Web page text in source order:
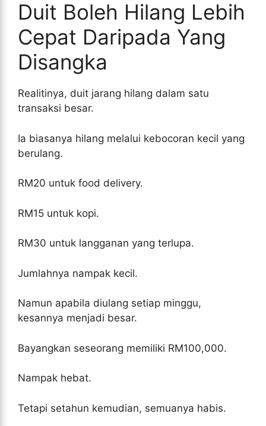
Duit Boleh Hilang Lebih
Cepat Daripada Yang
Disangka
Realitinya, duit jarang hilang dalam satu
transaksi besar.
Ia biasanya hilang melalui kebocoran kecil yang
berulang.
RM20 untuk food delivery.
RM15 untuk kopi.
RM30 untuk langganan yang terlupa.
Jumlahnya nampak kecil.
Namun apabila diulang setiap minggu,
kesannya menjadi besar.
Bayangkan seseorang memiliki RM100,000.
Nampak hebat.
Tetapi setahun kemudian, semuanya habis.